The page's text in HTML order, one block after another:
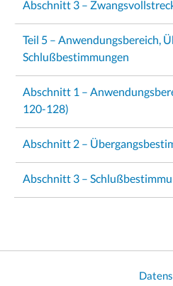
Abschnitt 3 –
Teil 5 – Anwendungsbereich,
Schlußbestimmungen
Abschnitt 1 –
120-128)
Abschnitt 2 –
Abschnitt 3 –